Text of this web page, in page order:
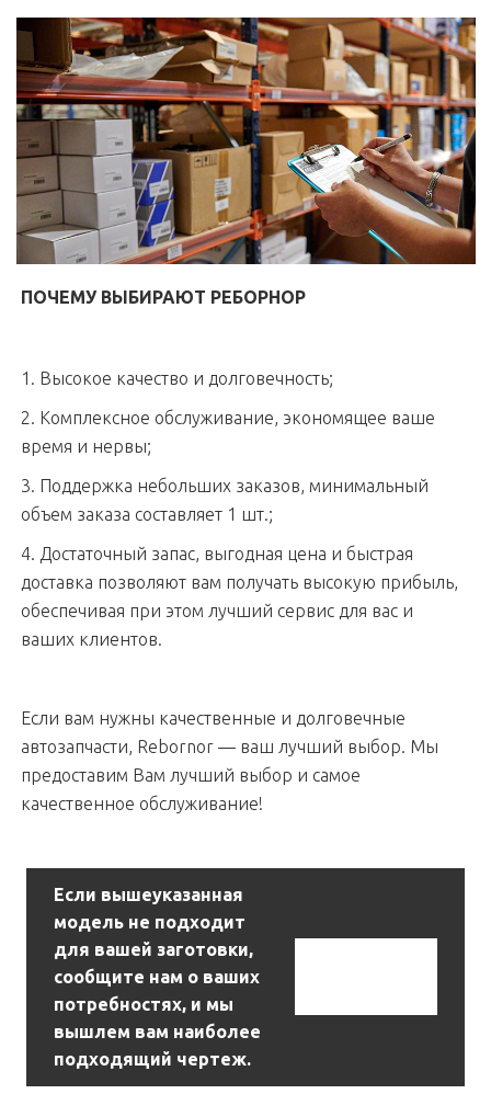
ПОЧЕМУ ВЫБИРАЮТ РЕБОРНОР
1. Высокое качество и долговечность;
2. Комплексное обслуживание, экономящее ваше
время и нервы;
3. Поддержка небольших заказов, минимальный
объем заказа составляет 1 шт.;
4. Достаточный запас, выгодная цена и быстрая
доставка позволяют вам получать высокую прибыль,
обеспечивая при этом лучший сервис для вас и
ваших клиентов.
Если вам нужны качественные и долговечные
автозапчасти, Rebornor — ваш лучший выбор. Мы
предоставим Вам лучший выбор и самое
качественное обслуживание!
Если вышеуказанная
модель не подходит
для вашей заготовки,
сообщите нам о ваших
потребностях, и мы
вышлем вам наиболее
подходящий чертеж.